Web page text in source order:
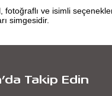
ve isimli
simgesidir.
Takip Edin